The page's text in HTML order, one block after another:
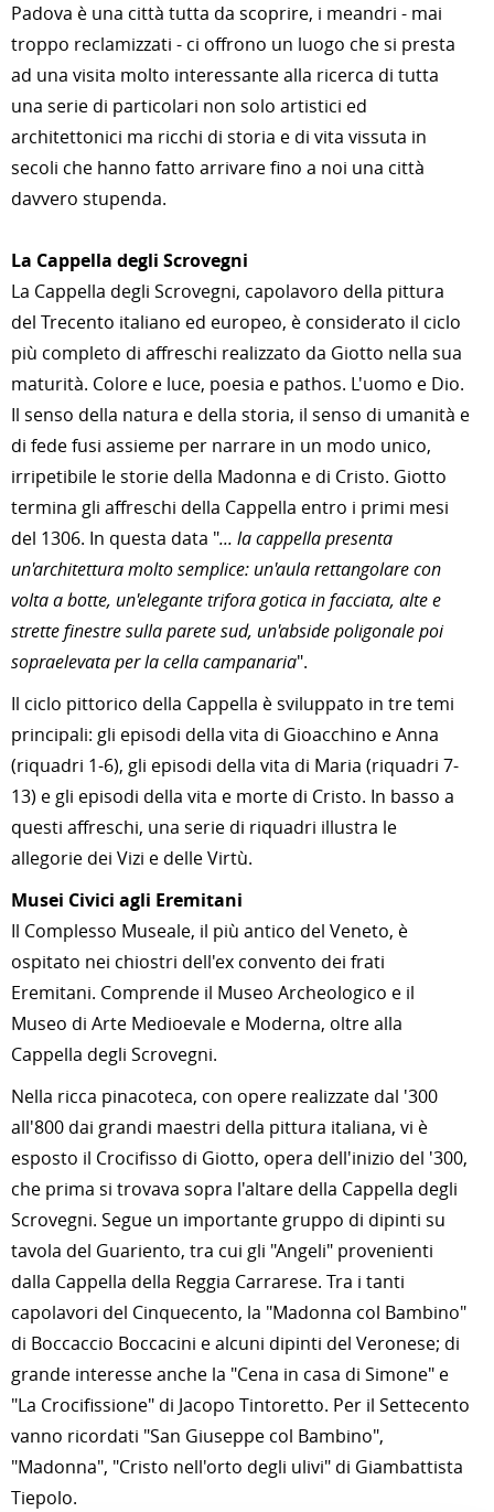
Padova è una città tutta da scoprire, i meandri - mai
troppo reclamizzati - ci offrono un luogo che si presta
ad una visita molto interessante alla ricerca di tutta
una serie di particolari non solo artistici ed
architettonici ma ricchi di storia e di vita vissuta in
secoli che hanno fatto arrivare fino a noi una città
davvero stupenda.
La Cappella degli Scrovegni
La Cappella degli Scrovegni, capolavoro della pittura
del Trecento italiano ed europeo, è considerato il ciclo
più completo di affreschi realizzato da Giotto nella sua
maturità. Colore e luce, poesia e pathos. L'uomo e Dio.
Il senso della natura e della storia, il senso di umanità e
di fede fusi assieme per narrare in un modo unico,
irripetibile le storie della Madonna e di Cristo. Giotto
termina gli affreschi della Cappella entro i primi mesi
del 1306. In questa data "... la cappella presenta
un'architettura molto semplice: un'aula rettangolare con
volta a botte, un'elegante trifora gotica in facciata, alte e
strette finestre sulla parete sud, un'abside poligonale poi
sopraelevata per la cella campanaria".
Il ciclo pittorico della Cappella è sviluppato in tre temi
principali: gli episodi della vita di Gioacchino e Anna
(riquadri 1-6), gli episodi della vita di Maria (riquadri 7-
13) e gli episodi della vita e morte di Cristo. In basso a
questi affreschi, una serie di riquadri illustra le
allegorie dei Vizi e delle Virtù.
Musei Civici agli Eremitani
Il Complesso Museale, il più antico del Veneto, è
ospitato nei chiostri dell'ex convento dei frati
Eremitani. Comprende il Museo Archeologico e il
Museo di Arte Medioevale e Moderna, oltre alla
Cappella degli Scrovegni.
Nella ricca pinacoteca, con opere realizzate dal '300
all'800 dai grandi maestri della pittura italiana, vi è
esposto il Crocifisso di Giotto, opera dell'inizio del '300,
che prima si trovava sopra l'altare della Cappella degli
Scrovegni. Segue un importante gruppo di dipinti su
tavola del Guariento, tra cui gli "Angeli" provenienti
dalla Cappella della Reggia Carrarese. Tra i tanti
capolavori del Cinquecento, la "Madonna col Bambino"
di Boccaccio Boccacini e alcuni dipinti del Veronese; di
grande interesse anche la "Cena in casa di Simone" e
"La Crocifissione" di Jacopo Tintoretto. Per il Settecento
vanno ricordati "San Giuseppe col Bambino",
"Madonna", "Cristo nell'orto degli ulivi" di Giambattista
Tiepolo.